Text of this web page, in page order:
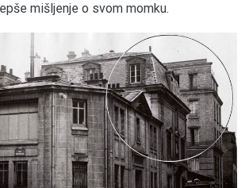
mišljenje o svom momku.